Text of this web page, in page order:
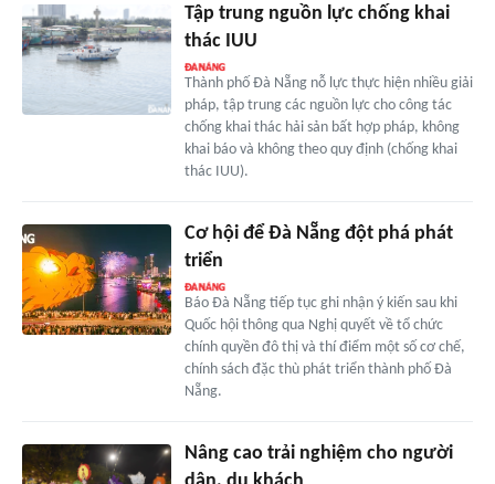
Tập trung nguồn lực chống khai
thác IUU
Thành phố Đà Nẵng nỗ lực thực hiện nhiều giải
pháp, tập trung các nguồn lực cho công tác
chống khai thác hải sản bất hợp pháp, không
khai báo và không theo quy định (chống khai
thác IUU).
Cơ hội để Đà Nẵng đột phá phát
triển
Báo Đà Nẵng tiếp tục ghi nhận ý kiến sau khi
Quốc hội thông qua Nghị quyết về tổ chức
chính quyền đô thị và thí điểm một số cơ chế,
chính sách đặc thù phát triển thành phố Đà
Nẵng.
Nâng cao trải nghiệm cho người